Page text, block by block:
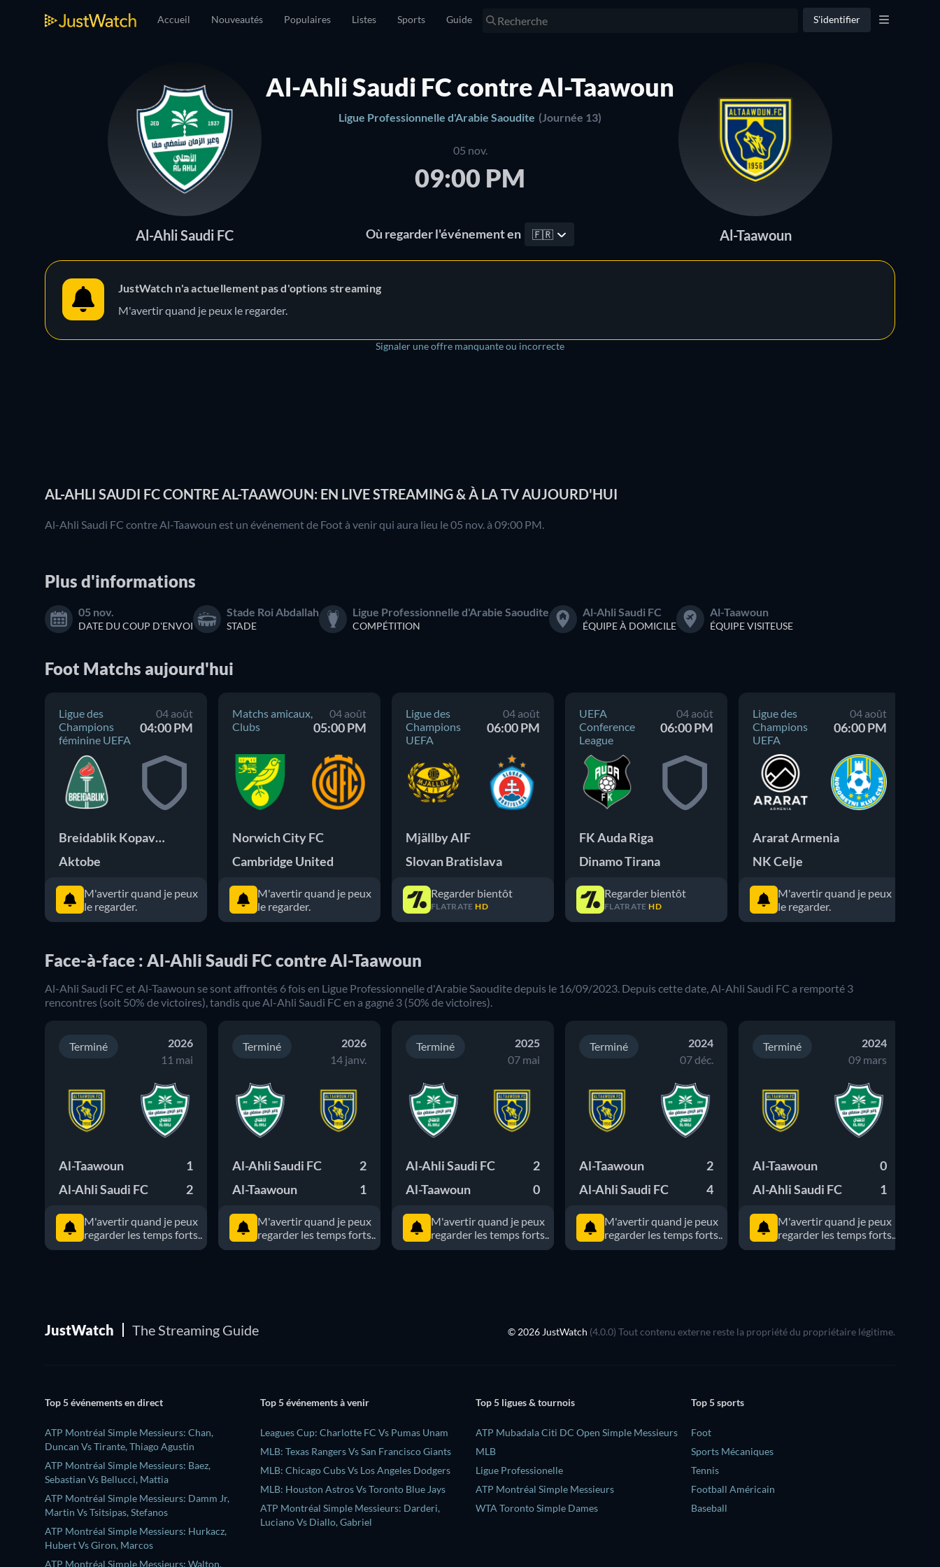
Accueil Nouveautés Populaires Listes Sports Guide S'identifier
Al-Ahli Saudi FC contre Al-Taawoun
Ligue Professionnelle d'Arabie Saoudite (Journée 13)
Al-Ahli Saudi FC
05 nov.
09:00 PM
Al-Taawoun
Où regarder l'événement en 🇫🇷
JustWatch n'a actuellement pas d'options streaming
M'avertir quand je peux le regarder.
Signaler une offre manquante ou incorrecte
AL-AHLI SAUDI FC CONTRE AL-TAAWOUN: EN LIVE STREAMING & À LA TV AUJOURD'HUI
Al-Ahli Saudi FC contre Al-Taawoun est un événement de Foot à venir qui aura lieu le 05 nov. à 09:00 PM.
Plus d'informations
05 nov.
DATE DU COUP D'ENVOI
Stade Roi Abdallah
STADE
Ligue Professionnelle d'Arabie Saoudite
COMPÉTITION
Al-Ahli Saudi FC
ÉQUIPE À DOMICILE
Al-Taawoun
ÉQUIPE VISITEUSE
Foot Matchs aujourd'hui
Ligue des
Champions
féminine UEFA
04 août
04:00 PM
Breidablik Kopavogur
Aktobe
M'avertir quand je peux
le regarder.
Matchs amicaux,
Clubs
04 août
05:00 PM
Norwich City FC
Cambridge United
M'avertir quand je peux
le regarder.
Ligue des
Champions
UEFA
04 août
06:00 PM
Mjällby AIF
Slovan Bratislava
Regarder bientôt
FLATRATE HD
UEFA
Conference
League
04 août
06:00 PM
FK Auda Riga
Dinamo Tirana
Regarder bientôt
FLATRATE HD
Ligue des
Champions
UEFA
04 août
06:00 PM
Ararat Armenia
NK Celje
M'avertir quand je peux
le regarder.
Face-à-face : Al-Ahli Saudi FC contre Al-Taawoun
Al-Ahli Saudi FC et Al-Taawoun se sont affrontés 6fois en Ligue Professionnelle d'Arabie Saouditedepuis le 16/09/2023 . Depuis cette date, Al-Ahli Saudi FC a remporté 3
rencontres (soit 50% de victoires), tandis que Al-Ahli Saudi FC en a gagné 3 (50% de victoires).
Terminé
2026
11 mai
Al-Taawoun
1
Al-Ahli Saudi FC
2
M'avertir quand je peux
regarder les temps forts..
Terminé
2026
14 janv.
Al-Ahli Saudi FC
2
Al-Taawoun
1
M'avertir quand je peux
regarder les temps forts..
Terminé
2025
07 mai
Al-Ahli Saudi FC
2
Al-Taawoun
0
M'avertir quand je peux
regarder les temps forts..
Terminé
2024
07 déc.
Al-Taawoun
2
Al-Ahli Saudi FC
4
M'avertir quand je peux
regarder les temps forts..
Terminé
2024
09 mars
Al-Taawoun
0
Al-Ahli Saudi FC
1
M'avertir quand je peux
regarder les temps forts..
JustWatch The Streaming Guide © 2026 JustWatch (4.0.0) Tout contenu externe reste la propriété du propriétaire légitime.
Top 5 événements en direct
ATP Montréal Simple Messieurs: Chan,
Duncan Vs Tirante, Thiago Agustin
ATP Montréal Simple Messieurs: Baez,
Sebastian Vs Bellucci, Mattia
ATP Montréal Simple Messieurs: Damm Jr,
Martin Vs Tsitsipas, Stefanos
ATP Montréal Simple Messieurs: Hurkacz,
Hubert Vs Giron, Marcos
ATP Montréal Simple Messieurs: Walton,
Top 5 événements à venir
Leagues Cup: Charlotte FC Vs Pumas Unam
MLB: Texas Rangers Vs San Francisco Giants
MLB: Chicago Cubs Vs Los Angeles Dodgers
MLB: Houston Astros Vs Toronto Blue Jays
ATP Montréal Simple Messieurs: Darderi,
Luciano Vs Diallo, Gabriel
Top 5 ligues & tournois
ATP Mubadala Citi DC Open Simple Messieurs
MLB
Ligue Professionelle
ATP Montréal Simple Messieurs
WTA Toronto Simple Dames
Top 5 sports
Foot
Sports Mécaniques
Tennis
Football Américain
Baseball